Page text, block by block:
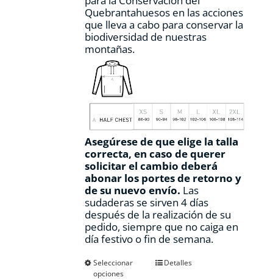
Quebrantahuesos en las acciones
que lleva a cabo para conservar la
biodiversidad de nuestras
montañas.
Asegúrese de que elige la talla
correcta, en caso de querer
solicitar el cambio deberá
abonar los portes de retorno y
de su nuevo envío. Las
sudaderas se sirven 4 días
después de la realización de su
pedido, siempre que no caiga en
día festivo o fin de semana.
Seleccionar
opciones
EsteDetalles